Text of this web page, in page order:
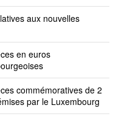
aux nouvelles
en euros
commémoratives de 2
par le Luxembourg